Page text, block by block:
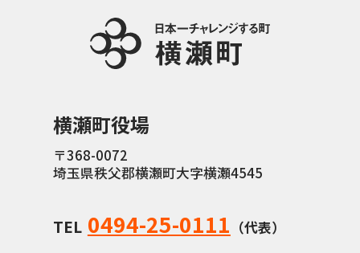
横瀬町役場
〒368-0072
埼玉県秩父郡横瀬町大字横瀬4545
TEL 0494-25-0111 （代表）